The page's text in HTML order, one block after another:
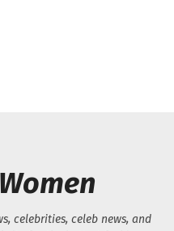
celebrities, celeb news, and